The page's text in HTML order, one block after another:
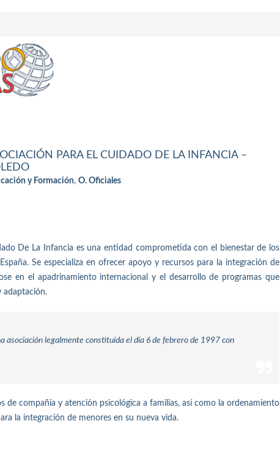
PARA EL CUIDADO DE LA INFANCIA –
y Formación, O. Oficiales
De La Infancia es una entidad comprometida con el bienestar de los
Se especializa en ofrecer apoyo y recursos para la integración de
en el apadrinamiento internacional y el desarrollo de programas que
adaptación.
asociación legalmente constituida el día 6 de febrero de 1997 con
de compañía y atención psicológica a familias, así como la ordenamiento
la integración de menores en su nueva vida.